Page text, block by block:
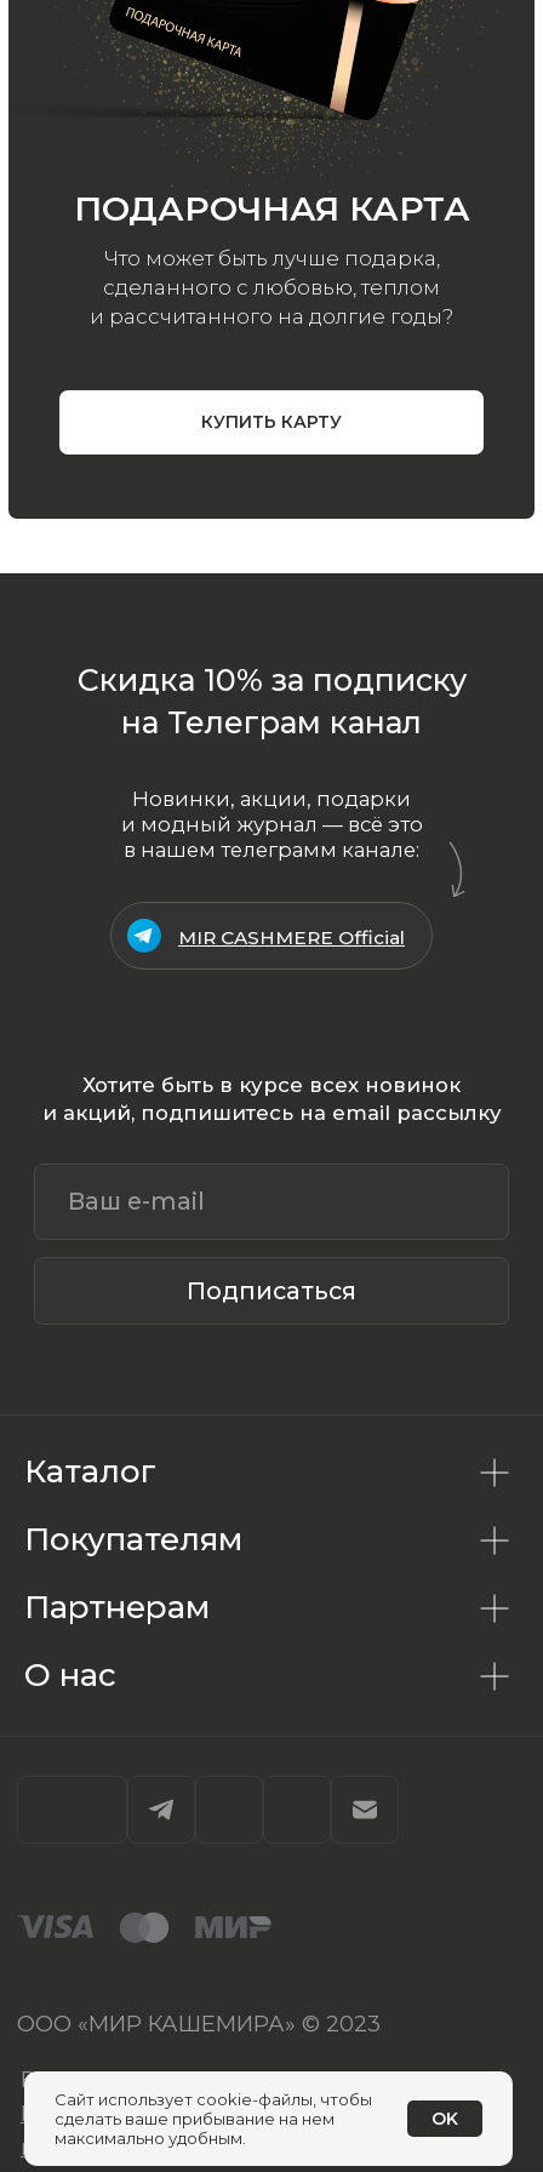
Каталог
Покупателям
Партнерам
О нас
ООО «МИР КАШЕМИРА» © 2023
конфиденциальности
Сайт использует cookie-файлы, чтобы
сделать ваше прибывание на нем
максимально удобным.
OK